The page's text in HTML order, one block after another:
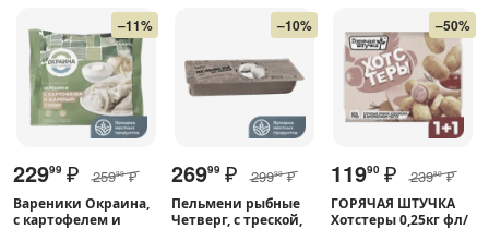
–11%
22999 ₽ 25999 ₽
Вареники Окраина,
с картофелем и
–10%
26999 ₽ 29999 ₽
Пельмени рыбные
Четверг, с треской,
–50%
11990 ₽ 23980 ₽
ГОРЯЧАЯ ШТУЧКА
Хотстеры 0,25кг фл/